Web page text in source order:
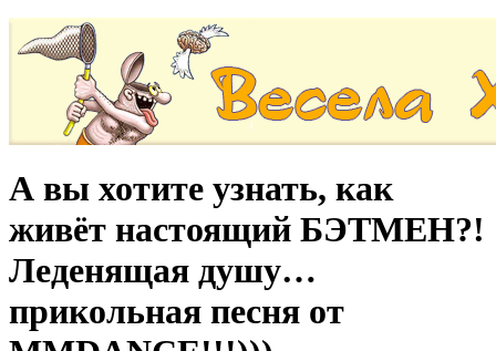
А вы хотите узнать, как
живёт настоящий БЭТМЕН?!
Леденящая душу…
прикольная песня от